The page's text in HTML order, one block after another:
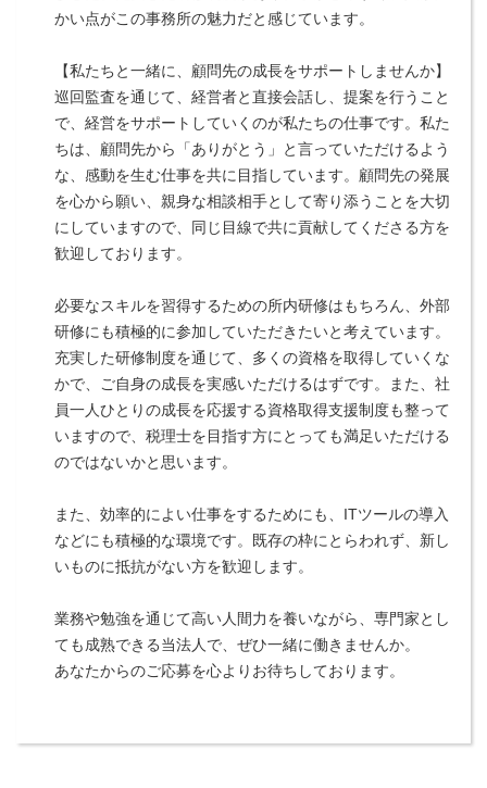
かい点がこの事務所の魅力だと感じています。
【私たちと一緒に、顧問先の成長をサポートしませんか】
巡回監査を通じて、経営者と直接会話し、提案を行うこと
で、経営をサポートしていくのが私たちの仕事です。私た
ちは、顧問先から「ありがとう」と言っていただけるよう
な、感動を生む仕事を共に目指しています。顧問先の発展
を心から願い、親身な相談相手として寄り添うことを大切
にしていますので、同じ目線で共に貢献してくださる方を
歓迎しております。
必要なスキルを習得するための所内研修はもちろん、外部
研修にも積極的に参加していただきたいと考えています。
充実した研修制度を通じて、多くの資格を取得していくな
かで、ご自身の成長を実感いただけるはずです。また、社
員一人ひとりの成長を応援する資格取得支援制度も整って
いますので、税理士を目指す方にとっても満足いただける
のではないかと思います。
また、効率的によい仕事をするためにも、ITツールの導入
などにも積極的な環境です。既存の枠にとらわれず、新し
いものに抵抗がない方を歓迎します。
業務や勉強を通じて高い人間力を養いながら、専門家とし
ても成熟できる当法人で、ぜひ一緒に働きませんか。
あなたからのご応募を心よりお待ちしております。